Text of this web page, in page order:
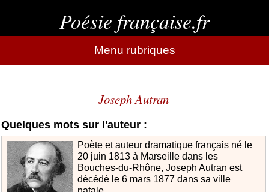
Poésie française.fr
Menu rubriques
Joseph Autran
Quelques mots sur l'auteur :
Poète et auteur dramatique français né le
20 juin 1813 à Marseille dans les
Bouches-du-Rhône, Joseph Autran est
décédé le 6 mars 1877 dans sa ville